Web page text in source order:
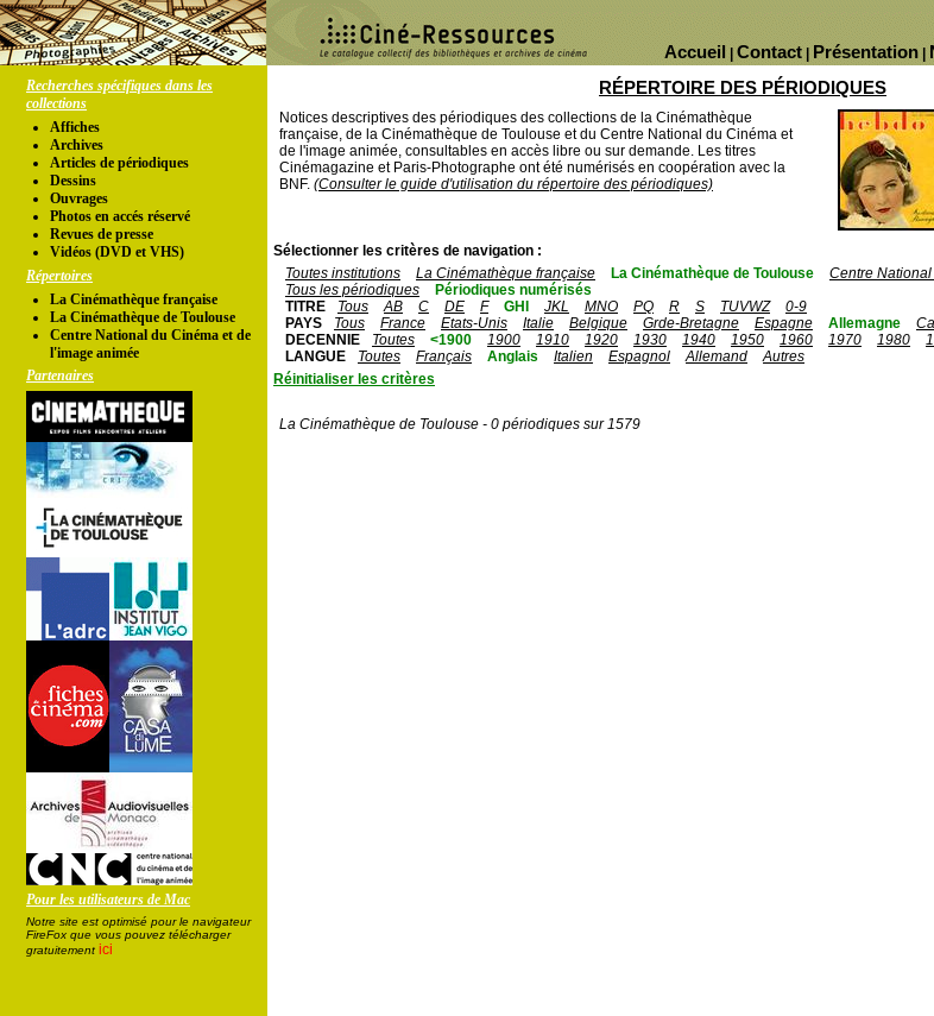
Présentation
Contact
Accueil
Recherches spécifiques dans les
collections
Affiches
Archives
Articles de périodiques
Dessins
Ouvrages
Photos en accés réservé
Revues de presse
Vidéos (DVD et VHS)
Répertoires
La Cinémathèque française
La Cinémathèque de Toulouse
Centre National du Cinéma et de
l'image animée
Partenaires
Pour les utilisateurs de Mac
Notre site est optimisé pour le navigateur
FireFox que vous pouvez télécharger
gratuitement ici
RÉPERTOIRE DES PÉRIODIQUES
Notices descriptives des périodiques des collections de la Cinémathèque
française, de la Cinémathèque de Toulouse et du Centre National du Cinéma et
de l'image animée, consultables en accès libre ou sur demande. Les titres
Cinémagazine et Paris-Photographe ont été numérisés en coopération avec la
BNF. (Consulter le guide d'utilisation du répertoire des périodiques)
Sélectionner les critères de navigation :
Toutes institutions
La Cinémathèque française La Cinémathèque de Toulouse
Centre
Tous les périodiques
Périodiques numérisés
TITRE
Tous AB C DE F GHI JKL MNO PQ R S TUVWZ
0-9
PAYS
Tous France Etats-Unis Italie Belgique Grde-Bretagne Espagne Allemagne
DECENNIE
Toutes <1900 1900 1910 1920 1930 1940 1950 1960 1970 1980
LANGUE
Toutes Français Anglais Italien Espagnol Allemand
Autres
Réinitialiser les critères
La Cinémathèque de Toulouse - 0 périodiques sur 1579